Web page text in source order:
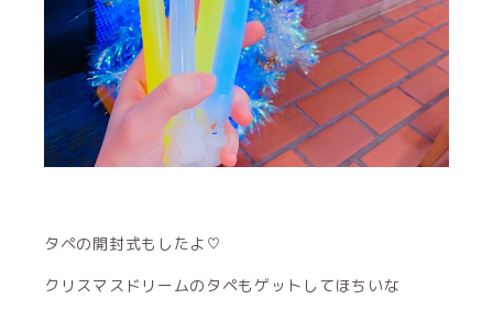
タペの開封式もしたよ♡
クリスマスドリームのタペもゲットしてほちいな